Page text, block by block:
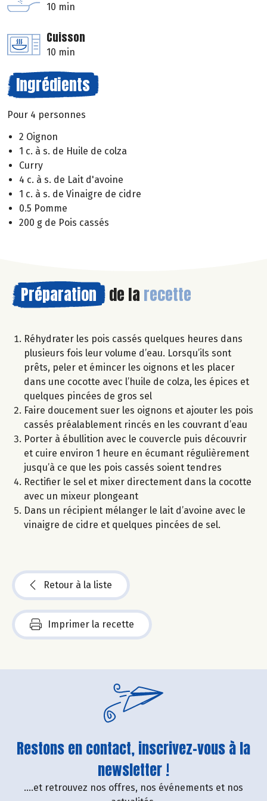
10 min
Cuisson
10 min
Ingrédients
Pour 4 personnes
2 Oignon
1 c. à s. de Huile de colza
Curry
4 c. à s. de Lait d'avoine
1 c. à s. de Vinaigre de cidre
0.5 Pomme
200 g de Pois cassés
Préparation de la recette
Réhydrater les pois cassés quelques heures dans
plusieurs fois leur volume d’eau. Lorsqu’ils sont
prêts, peler et émincer les oignons et les placer
dans une cocotte avec l’huile de colza, les épices et
quelques pincées de gros sel
Faire doucement suer les oignons et ajouter les pois
cassés préalablement rincés en les couvrant d’eau
Porter à ébullition avec le couvercle puis découvrir
et cuire environ 1 heure en écumant régulièrement
jusqu’à ce que les pois cassés soient tendres
Rectifier le sel et mixer directement dans la cocotte
avec un mixeur plongeant
Dans un récipient mélanger le lait d’avoine avec le
vinaigre de cidre et quelques pincées de sel.
Retour à la liste
Imprimer la recette
Restons en contact, inscrivez-vous à la
newsletter !
....et retrouvez nos offres, nos événements et nos